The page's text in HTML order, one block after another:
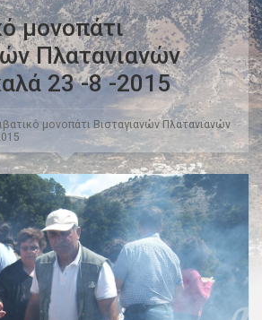
μονοπάτι
Πλατανιανών
23 -8 -2015
μονοπάτι Βισταγιανών Πλατανιανών